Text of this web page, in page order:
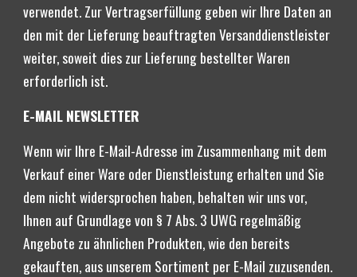
verwendet. Zur Vertragserfüllung geben wir Ihre Daten an
den mit der Lieferung beauftragten Versanddienstleister
weiter, soweit dies zur Lieferung bestellter Waren
erforderlich ist.
E-MAIL NEWSLETTER
Wenn wir Ihre E-Mail-Adresse im Zusammenhang mit dem
Verkauf einer Ware oder Dienstleistung erhalten und Sie
dem nicht widersprochen haben, behalten wir uns vor,
Ihnen auf Grundlage von § 7 Abs. 3 UWG regelmäßig
Angebote zu ähnlichen Produkten, wie den bereits
gekauften, aus unserem Sortiment per E-Mail zuzusenden.